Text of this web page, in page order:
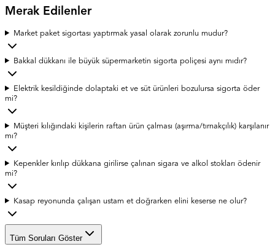
Merak Edilenler
Market paket sigortası yaptırmak yasal olarak zorunlu mudur?
Bakkal dükkanı ile büyük süpermarketin sigorta poliçesi aynı mıdır?
Elektrik kesildiğinde dolaptaki et ve süt ürünleri bozulursa sigorta öder
mi?
Müşteri kılığındaki kişilerin raftan ürün çalması (aşırma/tırnakçılık) karşılanır
mı?
Kepenkler kırılıp dükkana girilirse çalınan sigara ve alkol stokları ödenir
mi?
Kasap reyonunda çalışan ustam et doğrarken elini keserse ne olur?
Tüm Soruları Göster